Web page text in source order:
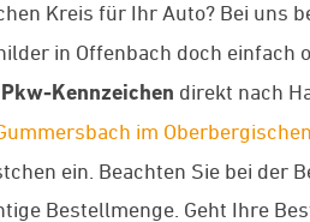
Kreis für Ihr Auto? Bei uns
in Offenbach doch einfach
Pkw-Kennzeichen direkt nach
im
ein. Beachten Sie bei der
Bestellmenge. Geht Ihre